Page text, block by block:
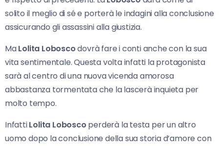
solito il meglio di sé e porterà le indagini alla conclusione
assicurando gli assassini alla giustizia.
MaLolita Loboscodovrà fare i conti anche con la sua
vita sentimentale. Questa volta infatti la protagonista
sarà al centro di una nuova vicenda amorosa
abbastanza tormentata che la lascerà inquieta per
molto tempo.
InfattiLolita Lobosco perderà la testa per un altro
uomo dopo la conclusione della sua storia d’amore con